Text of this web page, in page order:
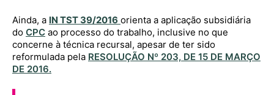
Ainda, a IN TST 39/2016 orienta a aplicação subsidiária
do CPC ao processo do trabalho, inclusive no que
concerne à técnica recursal, apesar de ter sido
reformulada pela RESOLUÇÃO Nº 203, DE 15 DE MARÇO
DE 2016.